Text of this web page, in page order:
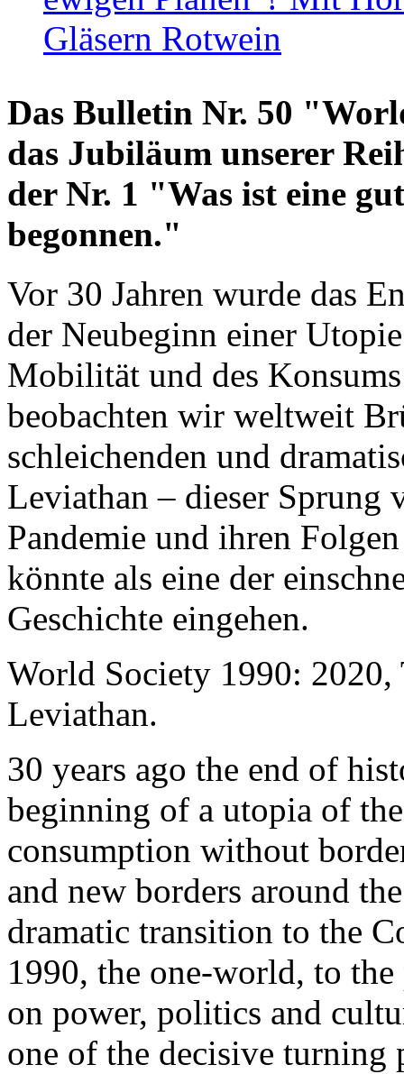
Gläsern Rotwein
Das Bulletin Nr. 50
das Jubiläum unserer
der Nr. 1 "Was ist eine
begonnen."
Vor 30 Jahren wurde das
der Neubeginn einer
Mobilität und des
beobachten wir weltweit
schleichenden und
Leviathan – dieser Sprung
Pandemie und ihren
könnte als eine der
Geschichte eingehen.
World Society 1990: 2020,
Leviathan.
30 years ago the end of
beginning of a utopia of
consumption without
and new borders around
dramatic transition to the
1990, the one-world, to the
on power, politics and
one of the decisive turning